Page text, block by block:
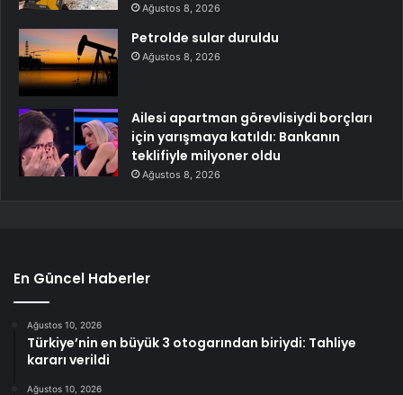
Ağustos 8, 2026
Petrolde sular duruldu
Ağustos 8, 2026
Ailesi apartman görevlisiydi borçları
için yarışmaya katıldı: Bankanın
teklifiyle milyoner oldu
Ağustos 8, 2026
En Güncel Haberler
Ağustos 10, 2026
Türkiye’nin en büyük 3 otogarından biriydi: Tahliye
kararı verildi
Ağustos 10, 2026